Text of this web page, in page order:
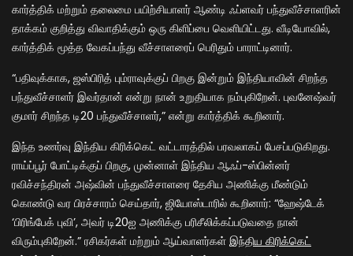
கார்த்திக் மற்றும் தலைமை பயிற்சியாளர் ஆண்டி ஃப்ளவர் பந்துவீச்சாளரின்
தாக்கம் குறித்து விவாதிக்கும் ஒரு கிளிப்பை வெளியிட்டது. வீடியோவில்,
கார்த்திக் மூத்த வேகப்பந்து வீச்சாளரைப் பெரிதும் பாராட்டினார்.
“பதிவுக்காக, ஜஸ்பிரித் பும்ராவுக்குப் பிறகு இன்றும் இந்தியாவின் சிறந்த
பந்துவீச்சாளர் இவர்தான் என்று நான் உறுதியாக நம்புகிறேன். புவனேஷ்வர்
குமார் சிறந்த டி20 பந்துவீச்சாளர்,” என்று கார்த்திக் கூறினார்.
இந்த உணர்வு இந்திய கிரிக்கெட் வட்டாரத்தில் பரவலாகப் பேசப்படுகிறது.
ராய்ப்பூர் போட்டிக்குப் பிறகு, முன்னாள் இந்திய ஆஃப்-ஸ்பின்னர்
ரவிச்சந்திரன் அஷ்வின் பந்துவீச்சாளரை தேசிய அணிக்கு மீண்டும்
கொண்டு வர பிரச்சாரம் செய்தார், ஜியோஸ்டாரில் கூறினார்: “ஹேஷ்டேக்
‘பிரிங்பேக் புவி’, அவர் டி20ஐ அணிக்கு பரிசீலிக்கப்படுவதை நான்
விரும்புகிறேன்.” ரசிகர்கள் மற்றும் ஆய்வாளர்கள் இந்திய கிரிக்கெட்